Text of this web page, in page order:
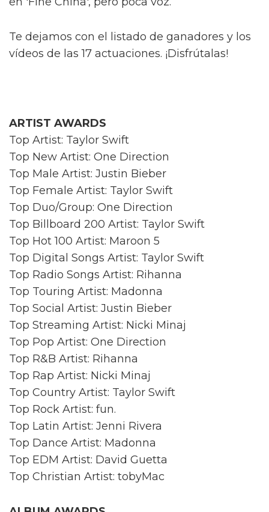
Te dejamos con el listado de ganadores y los
vídeos de las 17 actuaciones. ¡Disfrútalas!
ARTIST AWARDS
Top Artist: Taylor Swift
Top New Artist: One Direction
Top Male Artist: Justin Bieber
Top Female Artist: Taylor Swift
Top Duo/Group: One Direction
Top Billboard 200 Artist: Taylor Swift
Top Hot 100 Artist: Maroon 5
Top Digital Songs Artist: Taylor Swift
Top Radio Songs Artist: Rihanna
Top Touring Artist: Madonna
Top Social Artist: Justin Bieber
Top Streaming Artist: Nicki Minaj
Top Pop Artist: One Direction
Top R&B Artist: Rihanna
Top Rap Artist: Nicki Minaj
Top Country Artist: Taylor Swift
Top Rock Artist: fun.
Top Latin Artist: Jenni Rivera
Top Dance Artist: Madonna
Top EDM Artist: David Guetta
Top Christian Artist: tobyMac